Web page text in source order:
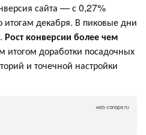
сайта — с 0,27%
итогам декабря. В пиковые дни
Рост конверсии более чем
итогом доработки посадочных
и точечной настройки